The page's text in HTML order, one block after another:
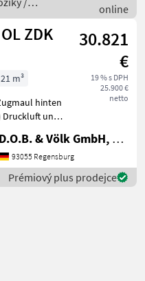
online
ZDK
30.821
€
19 % s DPH
25.900 €
netto
21 m³
hinten
Druckluft und
hinten
hinten 40 km/
vorne
D.O.B. & Völk GmbH, Filiale Regensburg
93055 Regensburg
Prémiový plus prodejce